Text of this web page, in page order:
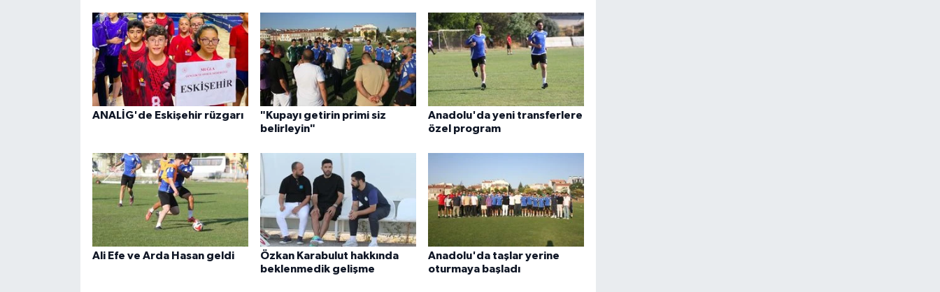
ANALİG'de Eskişehir rüzgarı
"Kupayı getirin primi siz
belirleyin"
Anadolu'da yeni transferlere
özel program
Ali Efe ve Arda Hasan geldi
Özkan Karabulut hakkında
beklenmedik gelişme
Anadolu'da taşlar yerine
oturmaya başladı